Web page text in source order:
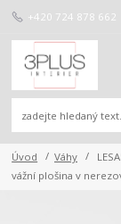
+420 724 878 662
Úvod Váhy
vážní plošina v